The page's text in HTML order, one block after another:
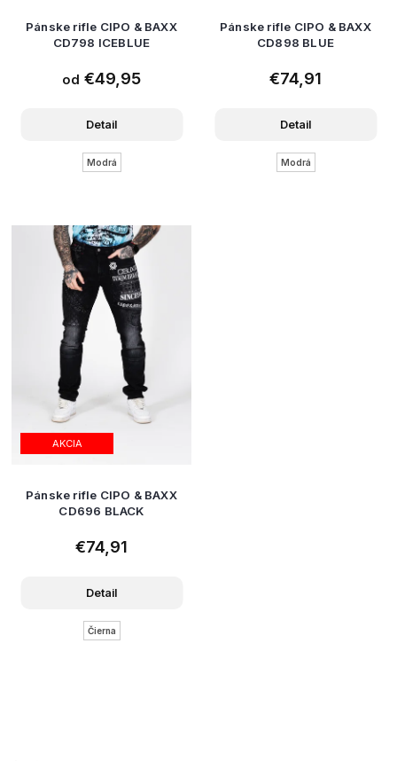
Pánske rifle CIPO & BAXX
CD798 ICEBLUE
od €49,95
Detail
Modrá
Pánske rifle CIPO & BAXX
CD898 BLUE
€74,91
Detail
Modrá
AKCIA
Pánske rifle CIPO & BAXX
CD696 BLACK
€74,91
Detail
Čierna